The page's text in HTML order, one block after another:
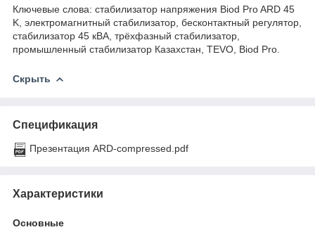
Ключевые слова: стабилизатор напряжения Biod Pro ARD 45
K, электромагнитный стабилизатор, бесконтактный регулятор,
стабилизатор 45 кВА, трёхфазный стабилизатор,
промышленный стабилизатор Казахстан, TEVO, Biod Pro.
Скрыть
Спецификация
Презентация ARD-compressed.pdf
Характеристики
Основные